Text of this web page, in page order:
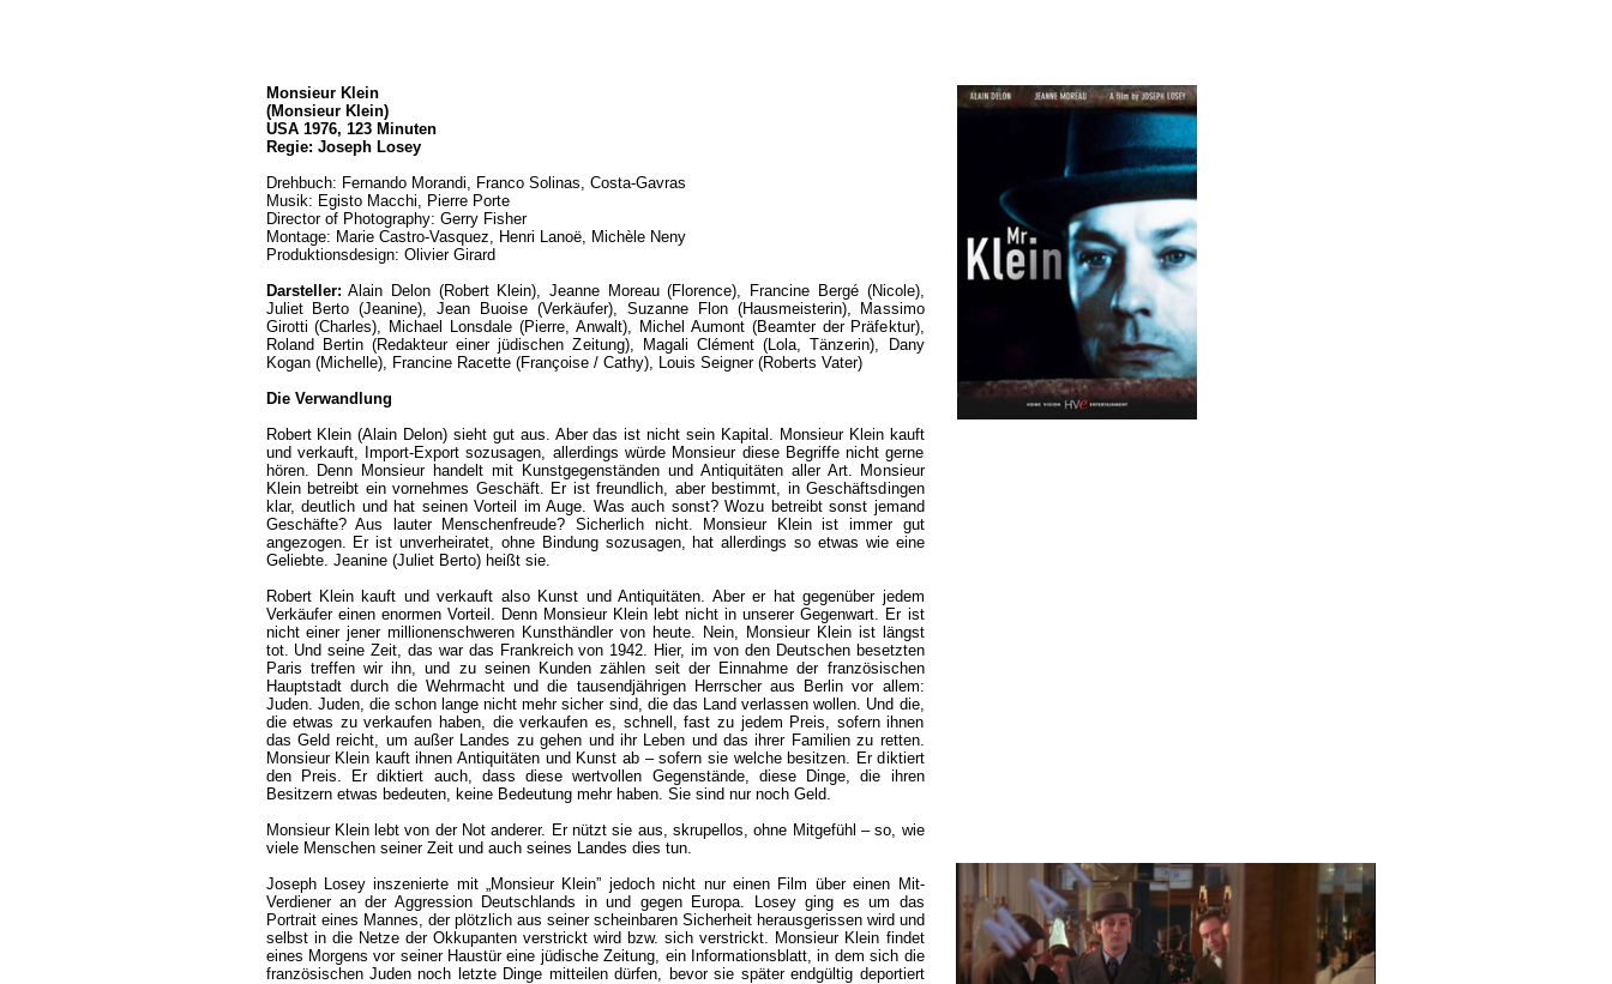
Monsieur Klein
(Monsieur Klein)
USA 1976, 123 Minuten
Regie: Joseph Losey
Drehbuch: Fernando Morandi, Franco Solinas, Costa-Gavras
Musik: Egisto Macchi, Pierre Porte
Director of Photography: Gerry Fisher
Montage: Marie Castro-Vasquez, Henri Lanoë, Michèle Neny
Produktionsdesign: Olivier Girard
Darsteller: Alain Delon (Robert Klein), Jeanne Moreau (Florence), Francine Bergé (Nicole),
Juliet Berto (Jeanine), Jean Buoise (Verkäufer), Suzanne Flon (Hausmeisterin), Massimo
Girotti (Charles), Michael Lonsdale (Pierre, Anwalt), Michel Aumont (Beamter der Präfektur),
Roland Bertin (Redakteur einer jüdischen Zeitung), Magali Clément (Lola, Tänzerin), Dany
Kogan (Michelle), Francine Racette (Françoise / Cathy), Louis Seigner (Roberts Vater)
Die Verwandlung
Robert Klein (Alain Delon) sieht gut aus. Aber das ist nicht sein Kapital. Monsieur Klein kauft
und verkauft, Import-Export sozusagen, allerdings würde Monsieur diese Begriffe nicht gerne
hören. Denn Monsieur handelt mit Kunstgegenständen und Antiquitäten aller Art. Monsieur
Klein betreibt ein vornehmes Geschäft. Er ist freundlich, aber bestimmt, in Geschäftsdingen
klar, deutlich und hat seinen Vorteil im Auge. Was auch sonst? Wozu betreibt sonst jemand
Geschäfte? Aus lauter Menschenfreude? Sicherlich nicht. Monsieur Klein ist immer gut
angezogen. Er ist unverheiratet, ohne Bindung sozusagen, hat allerdings so etwas wie eine
Geliebte. Jeanine (Juliet Berto) heißt sie.
Robert Klein kauft und verkauft also Kunst und Antiquitäten. Aber er hat gegenüber jedem
Verkäufer einen enormen Vorteil. Denn Monsieur Klein lebt nicht in unserer Gegenwart. Er ist
nicht einer jener millionenschweren Kunsthändler von heute. Nein, Monsieur Klein ist längst
tot. Und seine Zeit, das war das Frankreich von 1942. Hier, im von den Deutschen besetzten
Paris treffen wir ihn, und zu seinen Kunden zählen seit der Einnahme der französischen
Hauptstadt durch die Wehrmacht und die tausendjährigen Herrscher aus Berlin vor allem:
Juden. Juden, die schon lange nicht mehr sicher sind, die das Land verlassen wollen. Und die,
die etwas zu verkaufen haben, die verkaufen es, schnell, fast zu jedem Preis, sofern ihnen
das Geld reicht, um außer Landes zu gehen und ihr Leben und das ihrer Familien zu retten.
Monsieur Klein kauft ihnen Antiquitäten und Kunst ab – sofern sie welche besitzen. Er diktiert
den Preis. Er diktiert auch, dass diese wertvollen Gegenstände, diese Dinge, die ihren
Besitzern etwas bedeuten, keine Bedeutung mehr haben. Sie sind nur noch Geld.
Monsieur Klein lebt von der Not anderer. Er nützt sie aus, skrupellos, ohne Mitgefühl – so, wie
viele Menschen seiner Zeit und auch seines Landes dies tun.
Joseph Losey inszenierte mit „Monsieur Klein” jedoch nicht nur einen Film über einen Mit-
Verdiener an der Aggression Deutschlands in und gegen Europa. Losey ging es um das
Portrait eines Mannes, der plötzlich aus seiner scheinbaren Sicherheit herausgerissen wird und
selbst in die Netze der Okkupanten verstrickt wird bzw. sich verstrickt. Monsieur Klein findet
eines Morgens vor seiner Haustür eine jüdische Zeitung, ein Informationsblatt, in dem sich die
französischen Juden noch letzte Dinge mitteilen dürfen, bevor sie später endgültig deportiert